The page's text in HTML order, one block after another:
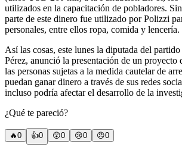
utilizados en la capacitación de pobladores.
parte de este dinero fue utilizado por Polizzi
personales, entre ellos ropa, comida y lencería.
Así las cosas, este lunes la diputada del
Pérez, anunció la presentación de un proyecto
las personas sujetas a la medida cautelar de
puedan ganar dinero a través de sus redes
incluso podría afectar el desarrollo de la
¿Qué te pareció?
🔥0 👍0 😲0 😢0 😠0